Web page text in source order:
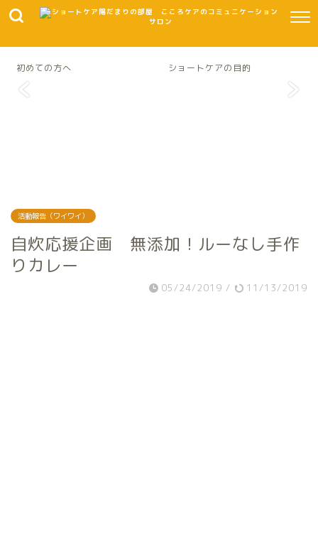
初めての方へ ショートケアの目的
活動報告（ワイワイ）
自炊応援企画 無添加！ルーなし手作
りカレー
05/24/2019 / 11/13/2019